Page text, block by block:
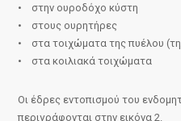
• στην ουροδόχο κύστη
• στους ουρητήρες
• στα τοιχώματα της πυέλου
• στα κοιλιακά τοιχώματα
Οι έδρες εντοπισμού του
περιγράφονται στην εικόνα 2.